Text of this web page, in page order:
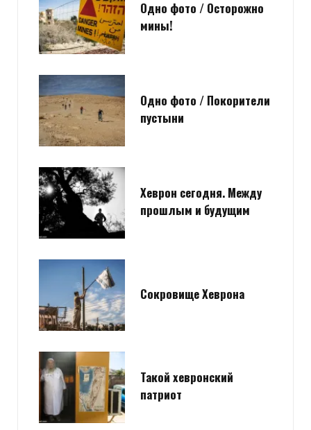
Одно фото / Осторожно
мины!
Одно фото / Покорители
пустыни
Хеврон сегодня. Между
прошлым и будущим
Сокровище Хеврона
Такой хевронский
патриот